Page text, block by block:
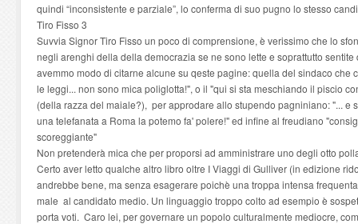
quindi “inconsistente e parziale”, lo conferma di suo pugno lo stesso
Tiro Fisso 3
Suvvia Signor Tiro Fisso un poco di comprensione, è verissimo che lo
negli arenghi della della democrazia se ne sono lette e soprattutto
avemmo modo di citarne alcune su qeste pagine: quella del sindaco che
le leggi... non sono mica poliglotta!", o il "qui si sta meschiando il piscio
(della razza del maiale?), per approdare allo stupendo pagniniano: "... e
una telefanata a Roma la potemo fa' polere!" ed infine al freudiano
scoreggiante"
Non pretenderà mica che per proporsi ad amministrare uno degli otto
Certo aver letto qualche altro libro oltre I Viaggi di Gulliver (in edizione
andrebbe bene, ma senza esagerare poichè una troppa intensa
male al candidato medio. Un linguaggio troppo colto ad esempio è
porta voti. Caro lei, per governare un popolo culturalmente mediocre,